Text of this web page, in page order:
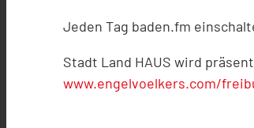
Jeden Tag baden.fm
Stadt Land HAUS wird
www.engelvoelkers.com/